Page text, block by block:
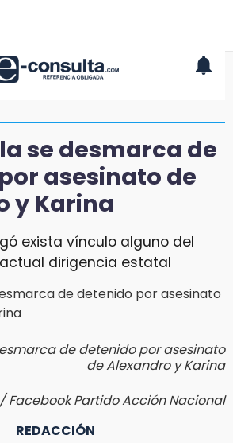
se desmarca de
asesinato de
y Karina
exista vínculo alguno del
dirigencia estatal
de detenido por asesinato
de Alexandro y Karina
Facebook Partido Acción Nacional
REDACCIÓN